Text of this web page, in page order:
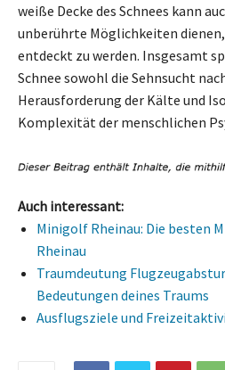
weiße Decke des Schnees kann
unberührte Möglichkeiten
entdeckt zu werden. Insgesamt
Schnee sowohl die Sehnsucht
Herausforderung der Kälte und
Komplexität der menschlichen
Auch interessant:
Minigolf Rheinau: Die besten
Rheinau
Traumdeutung
Bedeutungen deines Traums
Ausflugsziele und